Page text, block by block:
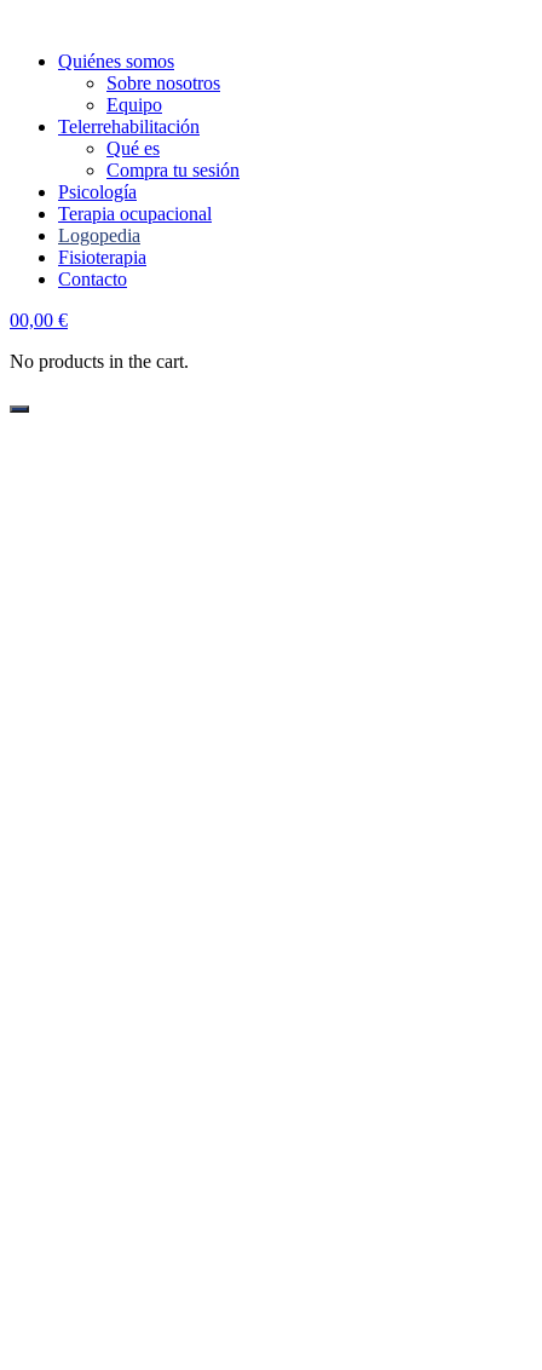
Quiénes somos
Sobre nosotros
Equipo
Telerrehabilitación
Qué es
Compra tu sesión
Psicología
Terapia ocupacional
Logopedia
Fisioterapia
Contacto
account
00,00 €
No products in the cart.